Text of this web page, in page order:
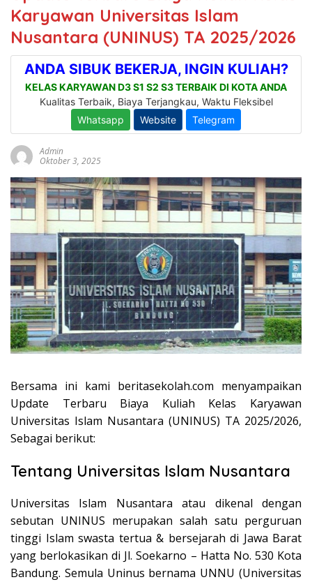
Karyawan Universitas Islam
Nusantara (UNINUS) TA 2025/2026
Admin
Oktober 3, 2025
Bersama ini kami beritasekolah.com menyampaikan
Update Terbaru Biaya Kuliah Kelas Karyawan
Universitas Islam Nusantara (UNINUS) TA 2025/2026,
Sebagai berikut:
Tentang Universitas Islam Nusantara
Universitas Islam Nusantara atau dikenal dengan
sebutan UNINUS merupakan salah satu perguruan
tinggi Islam swasta tertua & bersejarah di Jawa Barat
yang berlokasikan di Jl. Soekarno – Hatta No. 530 Kota
Bandung. Semula Uninus bernama UNNU (Universitas